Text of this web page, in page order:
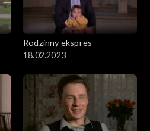
Rodzinny ekspres
18.02.2023